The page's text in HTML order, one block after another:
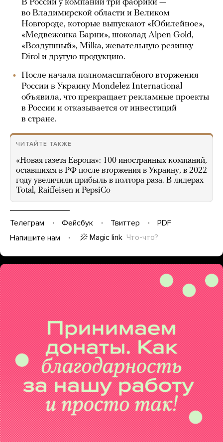
В России у компании три фабрики —
во Владимирской области и Великом
Новгороде, которые выпускают «Юбилейное»,
«Медвежонка Барни», шоколад Alpen Gold,
«Воздушный», Milka, жевательную резинку
Dirol и другую продукцию.
После начала полномасштабного вторжения
России в Украину Mondelez International
объявила, что прекращает рекламные проекты
в России и отказывается от инвестиций
в стране.
ЧИТАЙТЕ ТАКЖЕ
«Новая газета Европа»: 100 иностранных компаний,
оставшихся в РФ после вторжения в Украину, в 2022
году увеличили прибыль в полтора раза. В лидерах
Total, Raiffeisen и PepsiCo
Телеграм Фейсбук Твиттер
PDF
Напишите нам
Magic link Что-что?